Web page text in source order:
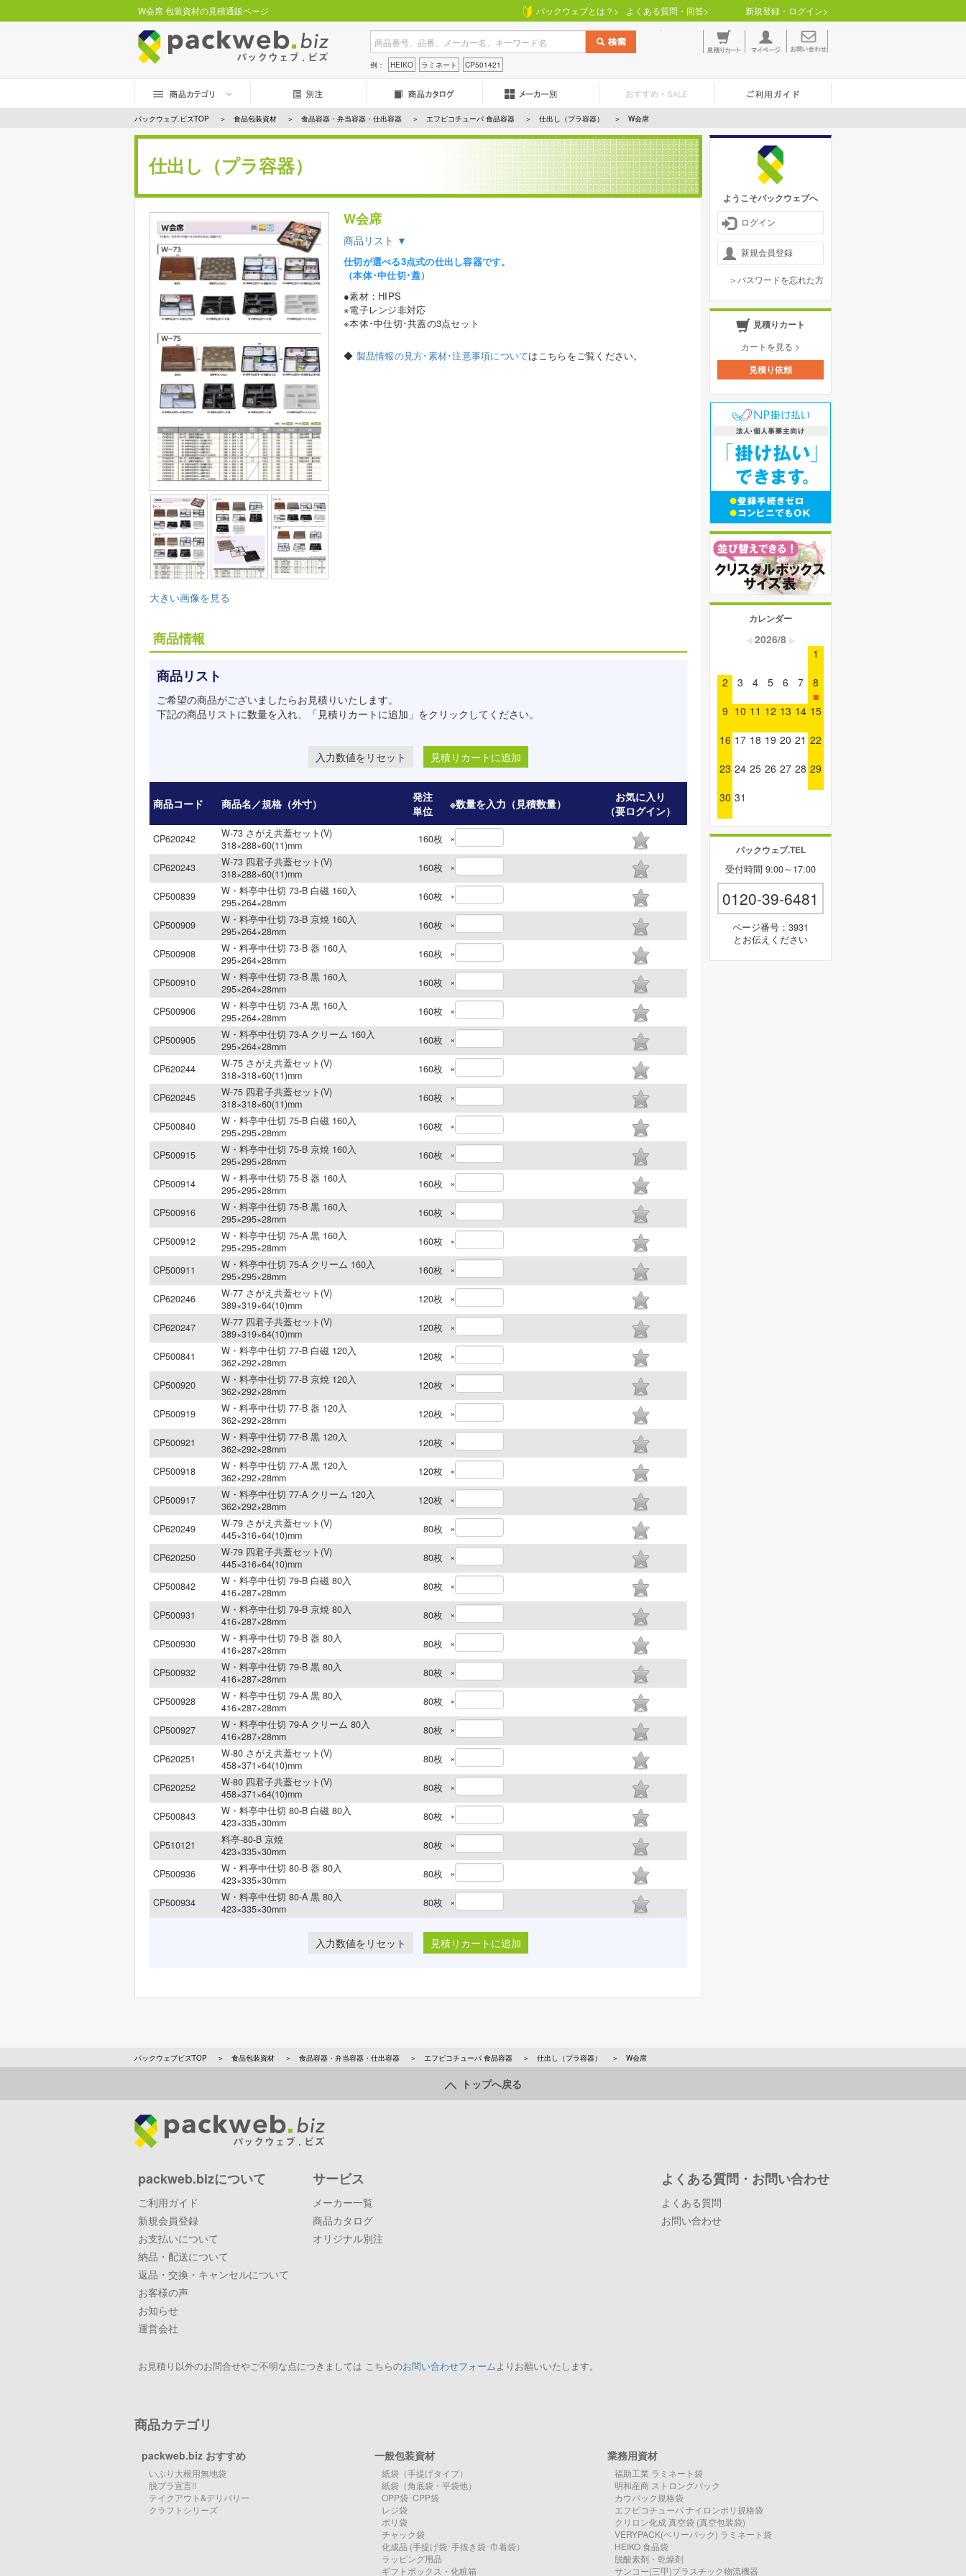
W会席 包装資材の見積通販ページ パックウェブとは？> よくある質問・回答> 新規登録・ログイン>
例： HEIKO ラミネート CP501421
パックウェブ.ビズTOP 食品包装資材 食品容器・弁当容器・仕出容器 エフピコチューパ 食品容器 仕出し（プラ容器） W会席
ようこそパックウェブへ
ログイン
新規会員登録
＞パスワードを忘れた方
見積りカート
カートを見る >
見積り依頼
カレンダー
2026/8
1
2
3 4 5 6 7
8
■
9 10 11 12 13 14 15
16 17 18 19 20 21 22
23 24 25 26 27 28 29
30 31
パックウェブ.TEL
受付時間 9:00～17:00
0120-39-6481
ページ番号：3931
とお伝えください
仕出し（プラ容器）
大きい画像を見る
W会席
商品リスト ▼
仕切が選べる3点式の仕出し容器です。
（本体･中仕切･蓋）
●素材：HIPS
※電子レンジ非対応
※本体･中仕切･共蓋の3点セット
◆ 製品情報の見方･素材･注意事項についてはこちらをご覧ください。
商品情報
商品リスト
ご希望の商品がございましたらお見積りいたします。
下記の商品リストに数量を入れ、「見積りカートに追加」をクリックしてください。
見積りカートに追加
商品コード 商品名／規格（外寸）
発注
単位
※数量を入力（見積数量）
お気に入り
（要ログイン）
CP620242
W-73 さがえ共蓋セット(V)
318×288×60(11)mm
160枚 ×
CP620243
W-73 四君子共蓋セット(V)
318×288×60(11)mm
160枚 ×
CP500839
W・料亭中仕切 73-B 白磁 160入
295×264×28mm
160枚 ×
CP500909
W・料亭中仕切 73-B 京焼 160入
295×264×28mm
160枚 ×
CP500908
W・料亭中仕切 73-B 器 160入
295×264×28mm
160枚 ×
CP500910
W・料亭中仕切 73-B 黒 160入
295×264×28mm
160枚 ×
CP500906
W・料亭中仕切 73-A 黒 160入
295×264×28mm
160枚 ×
CP500905
W・料亭中仕切 73-A クリーム 160入
295×264×28mm
160枚 ×
CP620244
W-75 さがえ共蓋セット(V)
318×318×60(11)mm
160枚 ×
CP620245
W-75 四君子共蓋セット(V)
318×318×60(11)mm
160枚 ×
CP500840
W・料亭中仕切 75-B 白磁 160入
295×295×28mm
160枚 ×
CP500915
W・料亭中仕切 75-B 京焼 160入
295×295×28mm
160枚 ×
CP500914
W・料亭中仕切 75-B 器 160入
295×295×28mm
160枚 ×
CP500916
W・料亭中仕切 75-B 黒 160入
295×295×28mm
160枚 ×
CP500912
W・料亭中仕切 75-A 黒 160入
295×295×28mm
160枚 ×
CP500911
W・料亭中仕切 75-A クリーム 160入
295×295×28mm
160枚 ×
CP620246
W-77 さがえ共蓋セット(V)
389×319×64(10)mm
120枚 ×
CP620247
W-77 四君子共蓋セット(V)
389×319×64(10)mm
120枚 ×
CP500841
W・料亭中仕切 77-B 白磁 120入
362×292×28mm
120枚 ×
CP500920
W・料亭中仕切 77-B 京焼 120入
362×292×28mm
120枚 ×
CP500919
W・料亭中仕切 77-B 器 120入
362×292×28mm
120枚 ×
CP500921
W・料亭中仕切 77-B 黒 120入
362×292×28mm
120枚 ×
CP500918
W・料亭中仕切 77-A 黒 120入
362×292×28mm
120枚 ×
CP500917
W・料亭中仕切 77-A クリーム 120入
362×292×28mm
120枚 ×
CP620249
W-79 さがえ共蓋セット(V)
445×316×64(10)mm
80枚 ×
CP620250
W-79 四君子共蓋セット(V)
445×316×64(10)mm
80枚 ×
CP500842
W・料亭中仕切 79-B 白磁 80入
416×287×28mm
80枚 ×
CP500931
W・料亭中仕切 79-B 京焼 80入
416×287×28mm
80枚 ×
CP500930
W・料亭中仕切 79-B 器 80入
416×287×28mm
80枚 ×
CP500932
W・料亭中仕切 79-B 黒 80入
416×287×28mm
80枚 ×
CP500928
W・料亭中仕切 79-A 黒 80入
416×287×28mm
80枚 ×
CP500927
W・料亭中仕切 79-A クリーム 80入
416×287×28mm
80枚 ×
CP620251
W-80 さがえ共蓋セット(V)
458×371×64(10)mm
80枚 ×
CP620252
W-80 四君子共蓋セット(V)
458×371×64(10)mm
80枚 ×
CP500843
W・料亭中仕切 80-B 白磁 80入
423×335×30mm
80枚 ×
CP510121
料亭-80-B 京焼
423×335×30mm
80枚 ×
CP500936
W・料亭中仕切 80-B 器 80入
423×335×30mm
80枚 ×
CP500934
W・料亭中仕切 80-A 黒 80入
423×335×30mm
80枚 ×
見積りカートに追加
パックウェブビズTOP 食品包装資材 食品容器・弁当容器・仕出容器 エフピコチューパ 食品容器 仕出し（プラ容器） W会席
トップへ戻る
packweb.bizについて
ご利用ガイド
新規会員登録
お支払いについて
納品・配送について
返品・交換・キャンセルについて
お客様の声
お知らせ
運営会社
サービス
メーカー一覧
商品カタログ
オリジナル別注
よくある質問・お問い合わせ
よくある質問
お問い合わせ
お見積り以外のお問合せやご不明な点につきましては こちらのお問い合わせフォームよりお願いいたします。
商品カテゴリ
packweb.biz おすすめ
いぶり大根用無地袋
脱プラ宣言!!
テイクアウト&デリバリー
クラフトシリーズ
一般包装資材
紙袋（手提げタイプ）
紙袋（角底袋・平袋他）
OPP袋･CPP袋
レジ袋
ポリ袋
チャック袋
化成品 (手提げ袋･手抜き袋･巾着袋）
ラッピング用品
ギフトボックス・化粧箱
業務用資材
福助工業 ラミネート袋
明和産商 ストロングパック
カウパック規格袋
エフピコチューパ ナイロンポリ規格袋
クリロン化成 真空袋 (真空包装袋)
VERYPACK(ベリーパック) ラミネート袋
HEIKO 食品袋
脱酸素剤・乾燥剤
サンコー(三甲)プラスチック物流機器